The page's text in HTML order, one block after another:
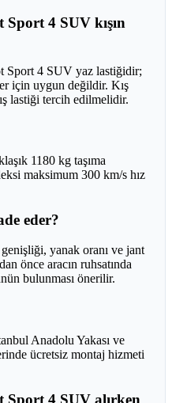
4 SUV kışın
Sport 4 SUV yaz lastiğidir;
için uygun değildir. Kış
lastiği tercih edilmelidir.
1180 kg taşıma
maksimum 300 km/s hız
eder?
yanak oranı ve jant
önce aracın ruhsatında
bulunması önerilir.
Anadolu Yakası ve
ücretsiz montaj hizmeti
Sport 4 SUV alırken